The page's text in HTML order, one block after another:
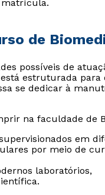
de
possíveis de
está estruturada para
se dedicar à
na faculdade de
em
por meio de
laboratórios,